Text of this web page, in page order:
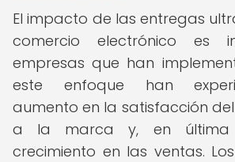
El impacto de las entregas
comercio electrónico es
empresas que han
este enfoque han
aumento en la satisfacción
a la marca y, en última
crecimiento en las ventas.